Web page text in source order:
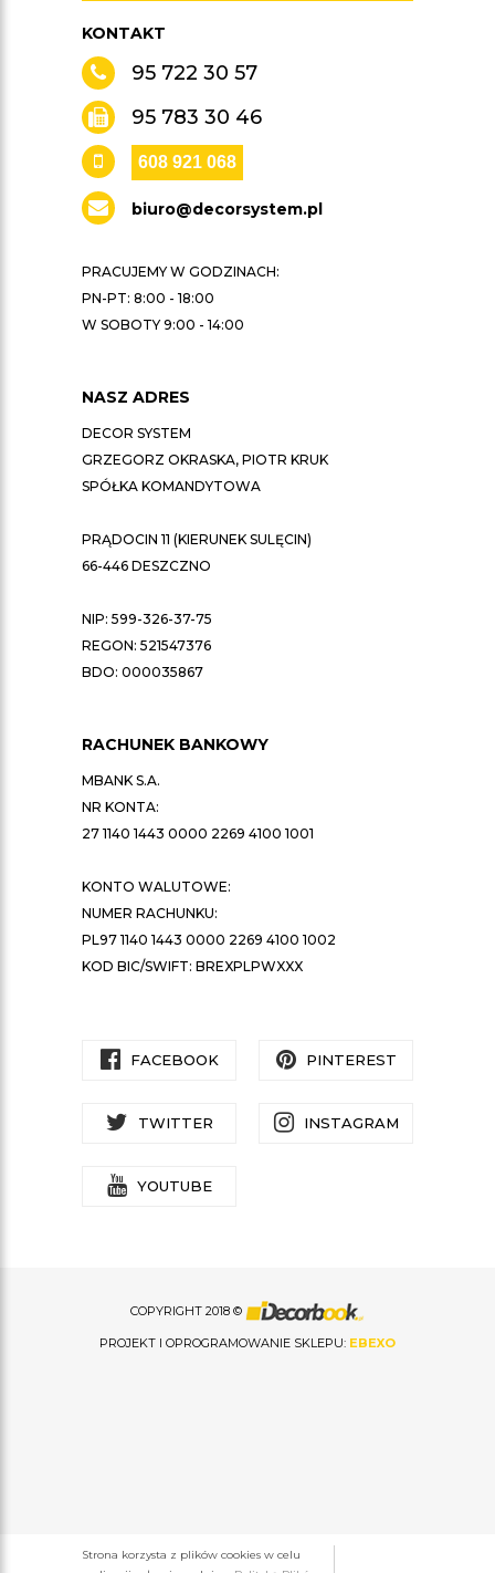
KONTAKT
95 722 30 57
95 783 30 46
608 921 068
biuro@decorsystem.pl
PRACUJEMY W GODZINACH:
PN-PT: 8:00 - 18:00
W SOBOTY 9:00 - 14:00
NASZ ADRES
DECOR SYSTEM
GRZEGORZ OKRASKA, PIOTR KRUK
SPÓŁKA KOMANDYTOWA
PRĄDOCIN 11 (KIERUNEK SULĘCIN)
66-446 DESZCZNO
NIP: 599-326-37-75
REGON: 521547376
BDO: 000035867
RACHUNEK BANKOWY
MBANK S.A.
NR KONTA:
27 1140 1443 0000 2269 4100 1001
KONTO WALUTOWE:
NUMER RACHUNKU:
PL97 1140 1443 0000 2269 4100 1002
KOD BIC/SWIFT: BREXPLPWXXX
FACEBOOK PINTEREST
TWITTER INSTAGRAM
YOUTUBE
COPYRIGHT 2018 ©
PROJEKT I OPROGRAMOWANIE SKLEPU: EBEXO
Strona korzysta z plików cookies w celu